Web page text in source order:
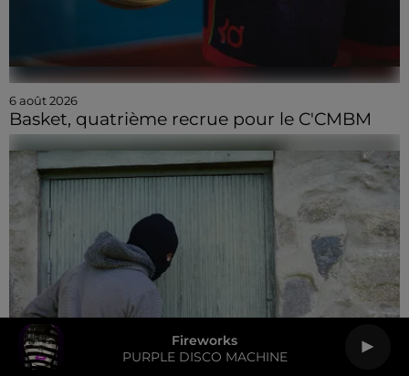
Fireworks
PURPLE DISCO MACHINE
6 août 2026
Basket, quatrième recrue pour le C'CMBM